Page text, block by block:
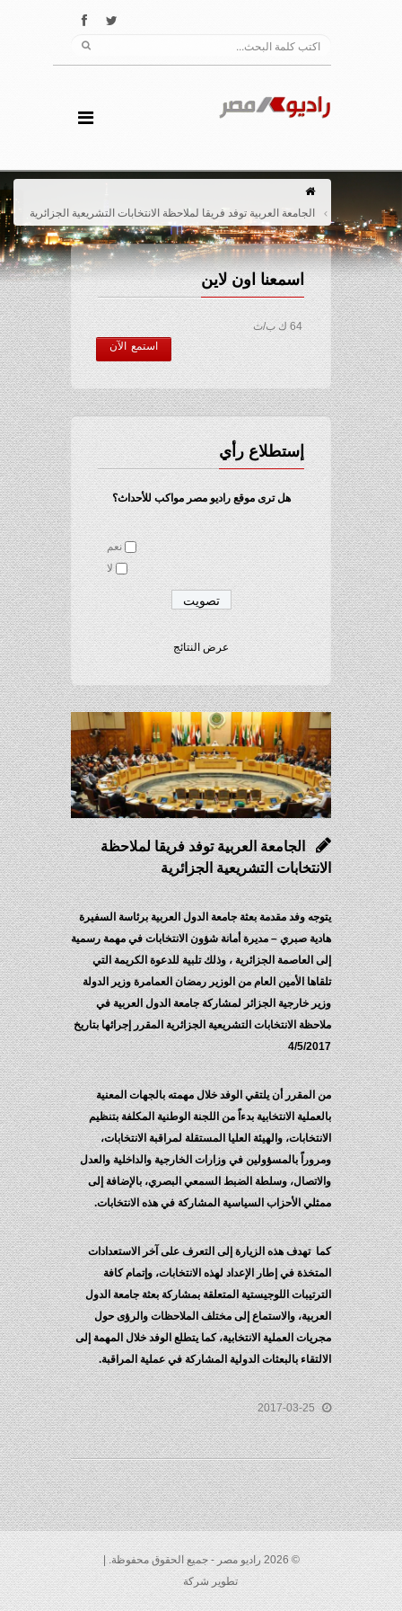
الجامعة العربية توفد فريقا لملاحظة الانتخابات التشريعية الجزائرية
اسمعنا اون لاين
64 ك ب/ث
استمع الآن
إستطلاع رأي
هل ترى موقع راديو مصر مواكب للأحداث؟
نعم
لا
عرض النتائج
الجامعة العربية توفد فريقا لملاحظة
الانتخابات التشريعية الجزائرية
يتوجه وفد مقدمة بعثة جامعة الدول العربية برئاسة السفيرة
هادية صبري – مديرة أمانة شؤون الانتخابات في مهمة رسمية
إلى العاصمة الجزائرية ، وذلك تلبية للدعوة الكريمة التي
تلقاها الأمين العام من الوزير رمضان العمامرة وزير الدولة
وزير خارجية الجزائر لمشاركة جامعة الدول العربية في
ملاحظة الانتخابات التشريعية الجزائرية المقرر إجرائها بتاريخ
4/5/2017
من المقرر أن يلتقي الوفد خلال مهمته بالجهات المعنية
بالعملية الانتخابية بدءاً من اللجنة الوطنية المكلفة بتنظيم
الانتخابات، والهيئة العليا المستقلة لمراقبة الانتخابات،
ومروراً بالمسؤولين في وزارات الخارجية والداخلية والعدل
والاتصال، وسلطة الضبط السمعي البصري، بالإضافة إلى
ممثلي الأحزاب السياسية المشاركة في هذه الانتخابات.
كما تهدف هذه الزيارة إلى التعرف على آخر الاستعدادات
المتخذة في إطار الإعداد لهذه الانتخابات، وإتمام كافة
الترتيبات اللوجيستية المتعلقة بمشاركة بعثة جامعة الدول
العربية، والاستماع إلى مختلف الملاحظات والرؤى حول
مجريات العملية الانتخابية، كما يتطلع الوفد خلال المهمة إلى
الالتقاء بالبعثات الدولية المشاركة في عملية المراقبة.
2017-03-25
© 2026 راديو مصر - جميع الحقوق محفوظة. |
تطوير شركة